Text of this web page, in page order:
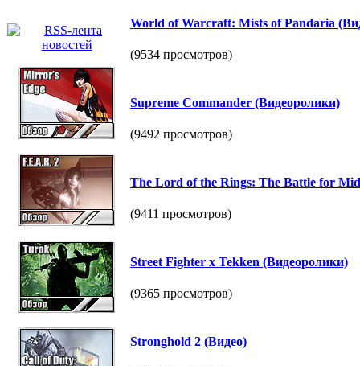
World of Warcraft: Mists of Pandaria
(9534 просмотров)
Supreme Commander (Видеоролики)
(9492 просмотров)
The Lord of the Rings: The Battle for
(9411 просмотров)
Street Fighter x Tekken (Видеоролики)
(9365 просмотров)
Stronghold 2 (Видео)